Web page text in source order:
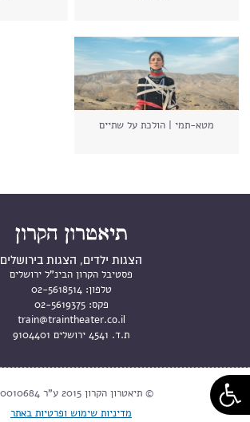
מטא-תמי | הולכת על שתיים
הצגות ילדים, הצגות בירושלים
פסטיבל הקרון הבינ"ל ירושלים
טלפון: 02-5618514
פקס: 02-5619375
train@traintheater.co.il
ת.ד. 4541 ירושלים 9104401
© תיאטרון הקרון 2015 ע"ר 580010684
מדיניות שימוש ופרטיות באתר